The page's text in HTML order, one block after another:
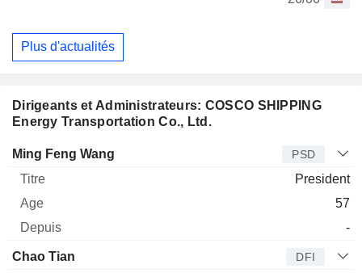
Plus d'actualités
Dirigeants et Administrateurs: COSCO SHIPPING
Energy Transportation Co., Ltd.
Dirigeant Titre Age
Ming Feng Wang PSD
President
57
-
Chao Tian DFI